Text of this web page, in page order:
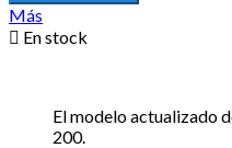
Más
 En stock
El modelo actualizado
200.